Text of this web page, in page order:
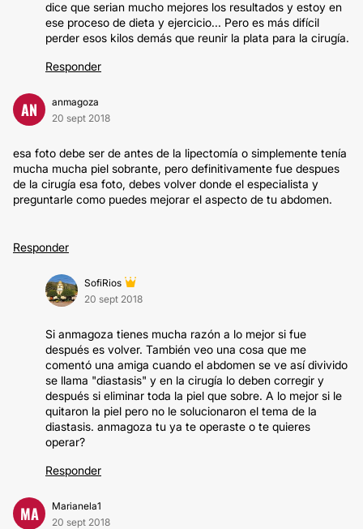
dice que serian mucho mejores los resultados y estoy en
ese proceso de dieta y ejercicio... Pero es más difícil
perder esos kilos demás que reunir la plata para la cirugía.
Responder
AN
anmagoza
20 sept 2018
esa foto debe ser de antes de la lipectomía o simplemente tenía
mucha mucha piel sobrante, pero definitivamente fue despues
de la cirugía esa foto, debes volver donde el especialista y
preguntarle como puedes mejorar el aspecto de tu abdomen.
Responder
SofiRios
20 sept 2018
Si anmagoza tienes mucha razón a lo mejor si fue
después es volver. También veo una cosa que me
comentó una amiga cuando el abdomen se ve así divivido
se llama "diastasis" y en la cirugía lo deben corregir y
después si eliminar toda la piel que sobre. A lo mejor si le
quitaron la piel pero no le solucionaron el tema de la
diastasis. anmagoza tu ya te operaste o te quieres
operar?
Responder
MA
Marianela1
20 sept 2018